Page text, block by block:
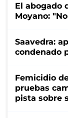
El abogado
Moyano:
Saavedra:
condenado
Femicidio
pruebas
pista sobre